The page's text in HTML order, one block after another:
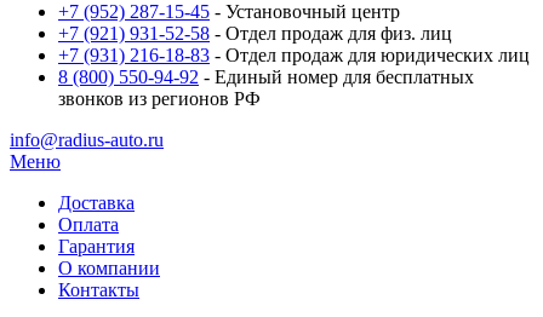
+7 (952) 287-15-45 - Установочный центр
+7 (921) 931-52-58 - Отдел продаж для физ. лиц
+7 (931) 216-18-83 - Отдел продаж для юридических лиц
8 (800) 550-94-92 - Единый номер для бесплатных
звонков из регионов РФ
info@radius-auto.ru
Меню
Доставка
Оплата
Гарантия
О компании
Контакты